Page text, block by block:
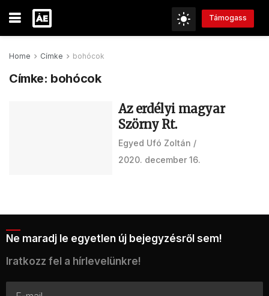
Támogass
Home Címke bohócok
Címke: bohócok
Az erdélyi magyar
Szörny Rt.
Egyed Ufó Zoltán
2020. december 16.
Ne maradj le egyetlen új bejegyzésről sem!
Iratkozz fel a hírlevelünkre!